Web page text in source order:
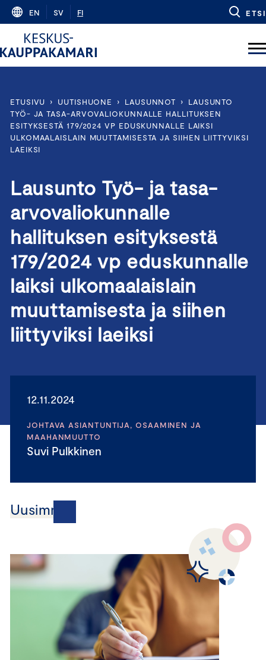
Skip
content
EN SV FI ETSI
ETUSIVU › UUTISHUONE › LAUSUNNOT ›
LAUSUNTO
TYÖ- JA TASA-ARVOVALIOKUNNALLE HALLITUKSEN
ESITYKSESTÄ 179/2024 VP EDUSKUNNALLE LAIKSI
ULKOMAALAISLAIN MUUTTAMISESTA JA SIIHEN LIITTYVIKSI
LAEIKSI
Lausunto Työ- ja tasa-
arvovaliokunnalle
hallituksen esityksestä
179/2024 vp eduskunnalle
laiksi ulkomaalaislain
muuttamisesta ja siihen
liittyviksi laeiksi
12.11.2024
JOHTAVA ASIANTUNTIJA, OSAAMINEN JA
MAAHANMUUTTO
Suvi Pulkkinen
Uusimmat